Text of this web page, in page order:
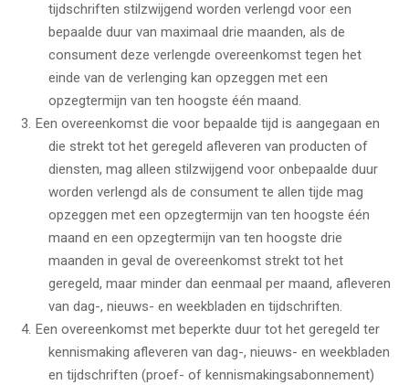
tijdschriften stilzwijgend worden verlengd voor een
bepaalde duur van maximaal drie maanden, als de
consument deze verlengde overeenkomst tegen het
einde van de verlenging kan opzeggen met een
opzegtermijn van ten hoogste één maand.
Een overeenkomst die voor bepaalde tijd is aangegaan en
die strekt tot het geregeld afleveren van producten of
diensten, mag alleen stilzwijgend voor onbepaalde duur
worden verlengd als de consument te allen tijde mag
opzeggen met een opzegtermijn van ten hoogste één
maand en een opzegtermijn van ten hoogste drie
maanden in geval de overeenkomst strekt tot het
geregeld, maar minder dan eenmaal per maand, afleveren
van dag-, nieuws- en weekbladen en tijdschriften.
Een overeenkomst met beperkte duur tot het geregeld ter
kennismaking afleveren van dag-, nieuws- en weekbladen
en tijdschriften (proef- of kennismakingsabonnement)